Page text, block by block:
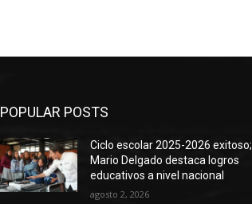
POPULAR POSTS
Ciclo escolar 2025-2026 exitoso;
Mario Delgado destaca logros
educativos a nivel nacional
agosto 2, 2026